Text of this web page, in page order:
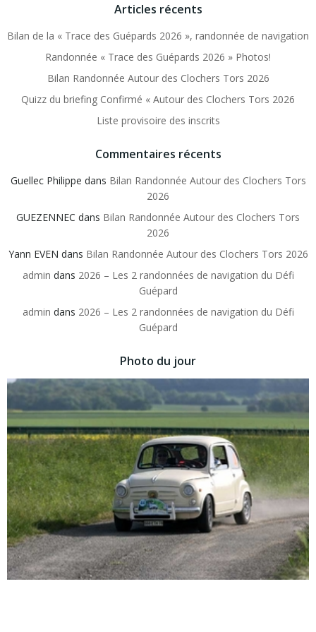
Articles récents
Bilan de la « Trace des Guépards 2026 », randonnée de navigation
Randonnée « Trace des Guépards 2026 » Photos!
Bilan Randonnée Autour des Clochers Tors 2026
Quizz du briefing Confirmé « Autour des Clochers Tors 2026
Liste provisoire des inscrits
Commentaires récents
Guellec Philippe dans Bilan Randonnée Autour des Clochers Tors
2026
GUEZENNEC dans Bilan Randonnée Autour des Clochers Tors
2026
Yann EVEN dans Bilan Randonnée Autour des Clochers Tors 2026
admin dans 2026 – Les 2 randonnées de navigation du Défi
Guépard
admin dans 2026 – Les 2 randonnées de navigation du Défi
Guépard
Photo du jour